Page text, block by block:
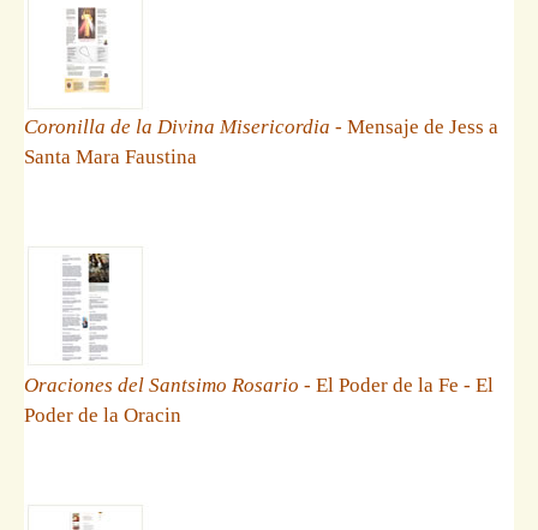
Coronilla de la Divina Misericordia - Mensaje de Jess a
Santa Mara Faustina
Oraciones del Santsimo Rosario - El Poder de la Fe - El
Poder de la Oracin